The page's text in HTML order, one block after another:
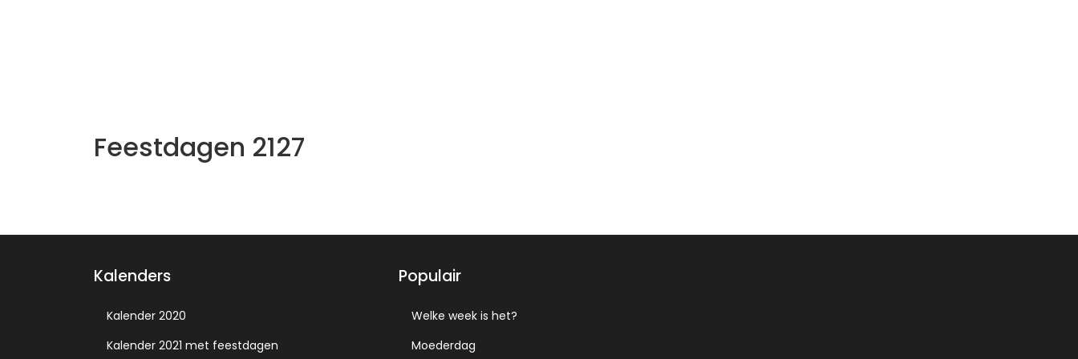
Feestdagen 2127
Kalenders
Kalender 2020
Kalender 2021 met feestdagen
Populair
Welke week is het?
Moederdag